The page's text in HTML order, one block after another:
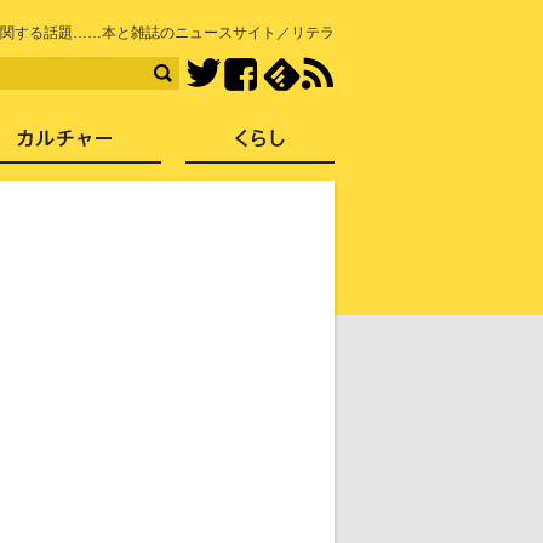
する話題……本と雑誌のニュースサイト／リテラ
TwitterFacebook
社会